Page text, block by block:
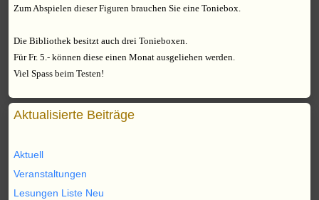
Zum Abspielen dieser Figuren brauchen Sie eine Toniebox.
Die Bibliothek besitzt auch drei Tonieboxen.
Für Fr. 5.- können diese einen Monat ausgeliehen werden.
Viel Spass beim Testen!
Aktualisierte Beiträge
Aktuell
Veranstaltungen
Lesungen Liste Neu